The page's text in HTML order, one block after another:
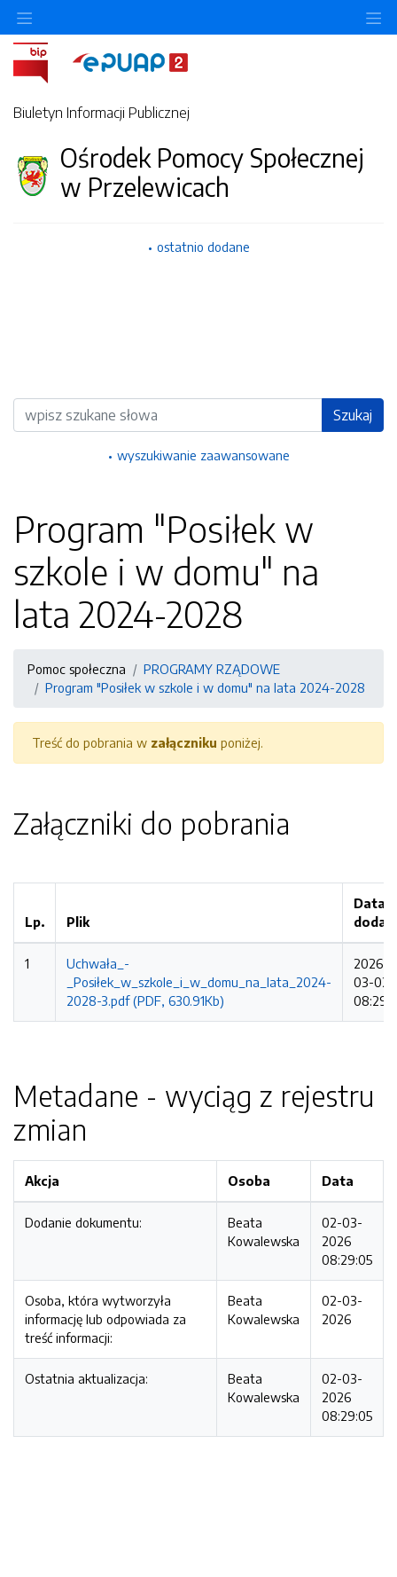
Biuletyn Informacji Publicznej
Ośrodek Pomocy Społecznej
w Przelewicach
ostatnio dodane
Wyszukiwarka Szukaj
wyszukiwanie zaawansowane
Program "Posiłek w
szkole i w domu" na
lata 2024-2028
Pomoc społeczna
PROGRAMY RZĄDOWE
Program "Posiłek w szkole i w domu" na lata 2024-2028
Treść do pobrania w załączniku poniżej.
Załączniki do pobrania
Lp. Plik
Data
1
Uchwała_-
_Posiłek_w_szkole_i_w_domu_na_lata_2024-
2028-3.pdf (PDF, 630.91Kb)
2026-
03-02
Metadane - wyciąg z rejestru
zmian
Akcja Osoba Data
Dodanie dokumentu:
Beata
Kowalewska
02-03-
2026
08:29:05
Osoba, która wytworzyła
informację lub odpowiada za
treść informacji:
Beata
Kowalewska
02-03-
2026
Ostatnia aktualizacja:
Beata
Kowalewska
02-03-
2026
08:29:05